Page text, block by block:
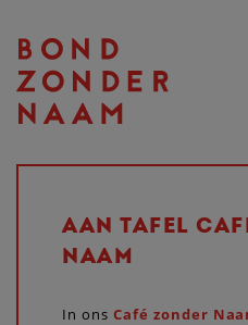
AAN TAFEL
NAAM
In ons Café zonder